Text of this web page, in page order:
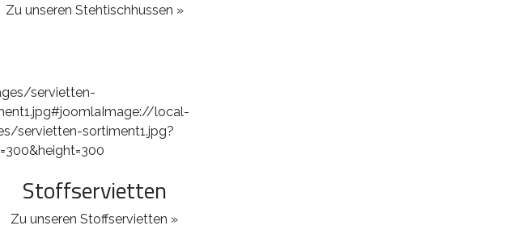
Zu unseren Stehtischhussen »
Stoffservietten
Zu unseren Stoffservietten »